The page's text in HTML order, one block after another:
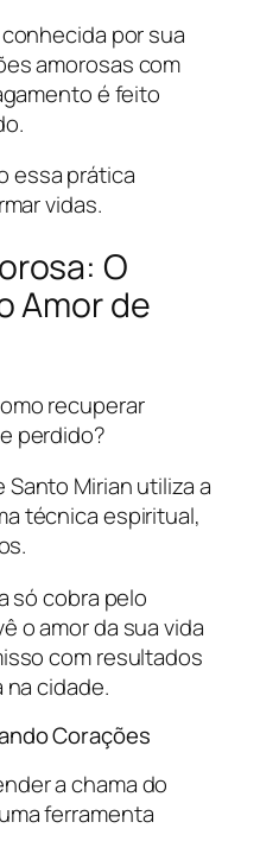
por sua
amorosas com
é feito
essa prática
vidas.
O
Amor de
recuperar
perdido?
Santo Mirian utiliza a
técnica espiritual,
só cobra pelo
o amor da sua vida
com resultados
cidade.
Corações
a chama do
ferramenta